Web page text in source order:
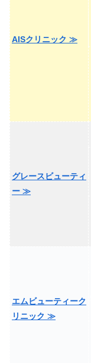
AISクリニック ≫
グレースビューティ
ー ≫
エムビューティーク
リニック ≫